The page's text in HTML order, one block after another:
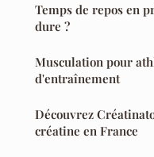
Temps de repos en
dure ?
Musculation pour
d'entraînement
Découvrez
créatine en France